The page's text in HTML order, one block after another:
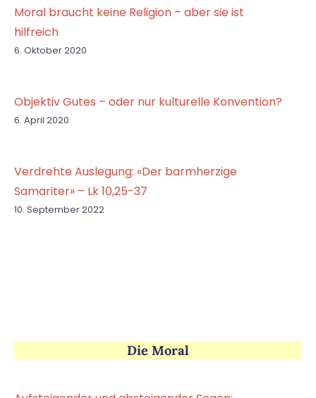
Moral braucht keine Religion – aber sie ist
hilfreich
6. Oktober 2020
Objektiv Gutes – oder nur kulturelle Konvention?
6. April 2020
Verdrehte Auslegung: «Der barmherzige
Samariter» – Lk 10,25-37
10. September 2022
Die Moral